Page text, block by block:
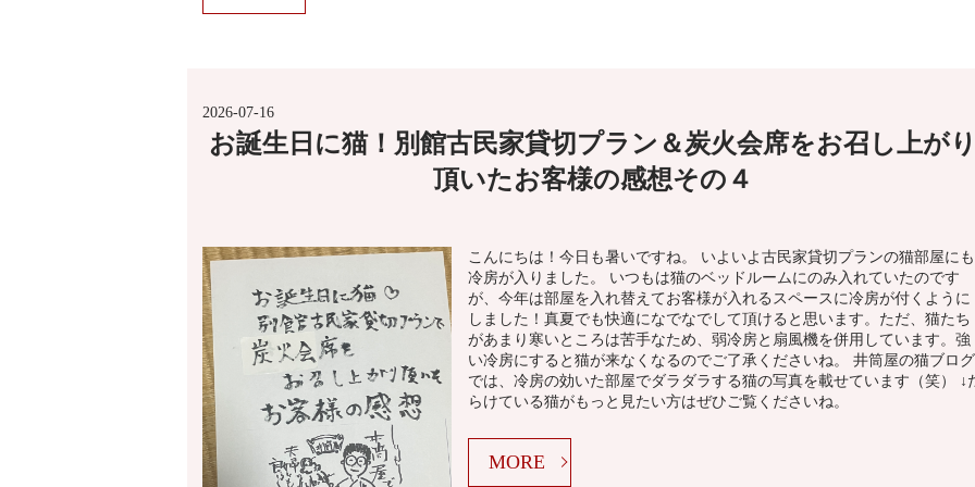
2026-07-16
お誕生日に猫！別館古民家貸切プラン＆炭火会席をお召し上が
頂いたお客様の感想その４
こんにちは！今日も暑いですね。 いよいよ古民家貸切プランの猫部屋にも
冷房が入りました。 いつもは猫のベッドルームにのみ入れていたのです
が、今年は部屋を入れ替えてお客様が入れるスペースに冷房が付くように
しました！真夏でも快適になでなでして頂けると思います。ただ、猫たち
があまり寒いところは苦手なため、弱冷房と扇風機を併用しています。強
い冷房にすると猫が来なくなるのでご了承くださいね。 井筒屋の猫ブログ
では、冷房の効いた部屋でダラダラする猫の写真を載せています（笑） ↓
らけている猫がもっと見たい方はぜひご覧くださいね。
MORE